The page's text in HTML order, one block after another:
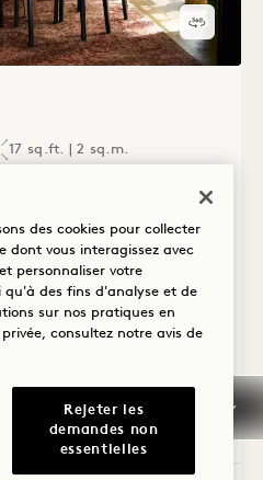
Visite
17 sq.ft. | 2 sq.m.
une salle de
où les
dans une salle
du bois récupéré,
et ancrée.
des cookies pour collecter
dont vous interagissez avec
personnaliser votre
qu'à des fins d'analyse et de
sur nos pratiques en
consultez notre avis de
Rejeter les
demandes non
essentielles